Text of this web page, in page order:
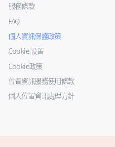
服務條款
FAQ
個人資訊保護政策
Cookie 設置
Cookie政策
位置資訊服務使用條款
個人位置資訊處理方針